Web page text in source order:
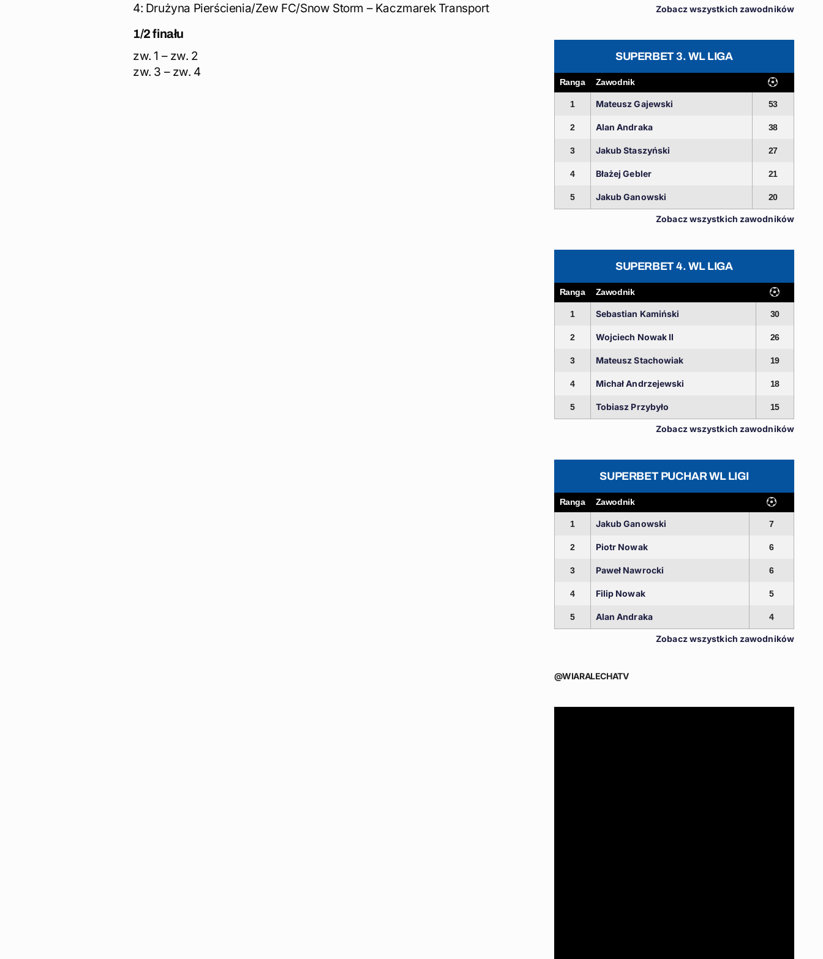
4: Drużyna Pierścienia/Zew FC/Snow Storm – Kaczmarek Transport
1/2 finału
zw. 1 – zw. 2
zw. 3 – zw. 4
Zobacz wszystkich zawodników
SUPERBET 3. WL LIGA
Ranga Zawodnik
1 Mateusz Gajewski 53
2 Alan Andraka 38
3 Jakub Staszyński 27
4 Błażej Gebler 21
5 Jakub Ganowski 20
Zobacz wszystkich zawodników
SUPERBET 4. WL LIGA
Ranga Zawodnik
1 Sebastian Kamiński 30
2 Wojciech Nowak II 26
3 Mateusz Stachowiak 19
4 Michał Andrzejewski 18
5 Tobiasz Przybyło 15
Zobacz wszystkich zawodników
SUPERBET PUCHAR WL LIGI
Ranga Zawodnik
1 Jakub Ganowski 7
2 Piotr Nowak 6
3 Paweł Nawrocki 6
4 Filip Nowak 5
5 Alan Andraka 4
Zobacz wszystkich zawodników
@WIARALECHATV